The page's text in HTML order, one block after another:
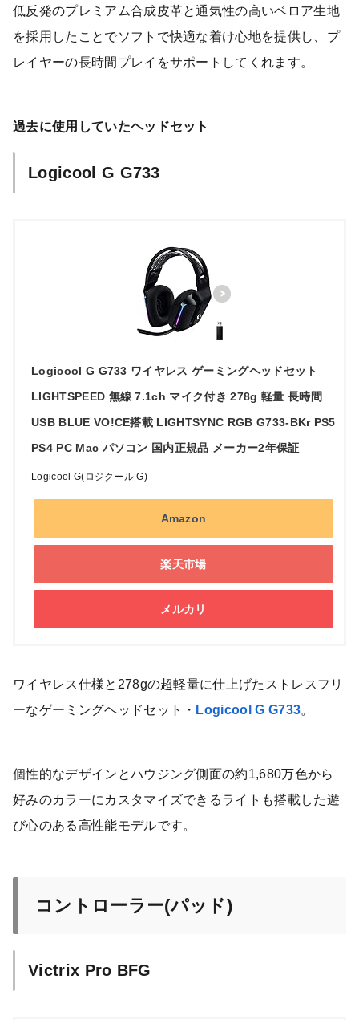
低反発のプレミアム合成皮革と通気性の高いベロア生地
を採用したことでソフトで快適な着け心地を提供し、プ
レイヤーの長時間プレイをサポートしてくれます。
過去に使用していたヘッドセット
Logicool G G733
Logicool G G733 ワイヤレス ゲーミングヘッドセット
LIGHTSPEED 無線 7.1ch マイク付き 278g 軽量 長時間
USB BLUE VO!CE搭載 LIGHTSYNC RGB G733-BKr PS5
PS4 PC Mac パソコン 国内正規品 メーカー2年保証
Logicool G(ロジクール G)
Amazon
楽天市場
メルカリ
ワイヤレス仕様と278gの超軽量に仕上げたストレスフリ
ーなゲーミングヘッドセット・ Logicool G G733。
個性的なデザインとハウジング側面の約1,680万色から
好みのカラーにカスタマイズできるライトも搭載した遊
び心のある高性能モデルです。
コントローラー(パッド)
Victrix Pro BFG